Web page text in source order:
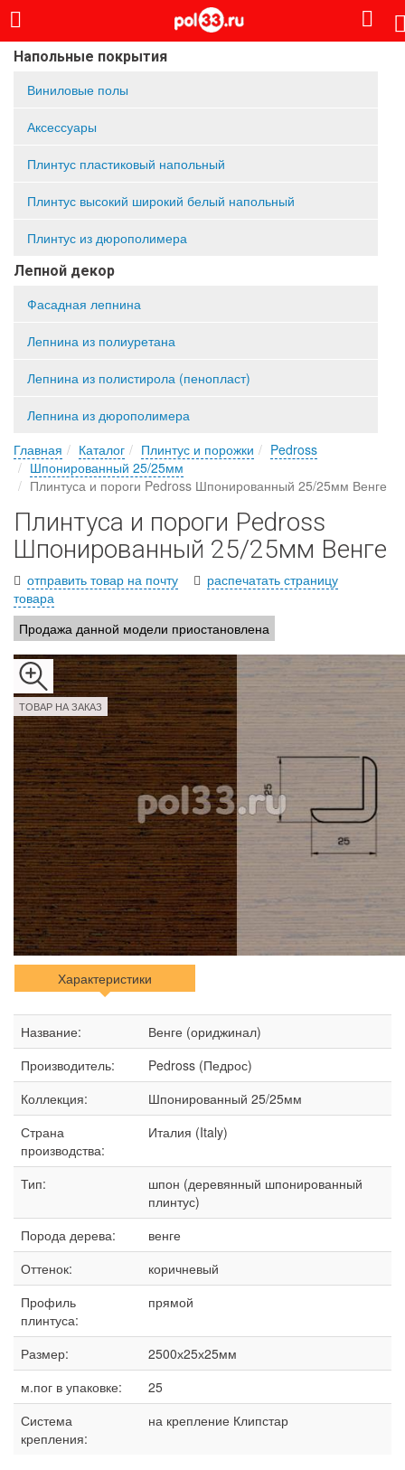
Напольные покрытия
Виниловые полы
Аксессуары
Плинтус пластиковый напольный
Плинтус высокий широкий белый напольный
Плинтус из дюрополимера
Лепной декор
Фасадная лепнина
Лепнина из полиуретана
Лепнина из полистирола (пенопласт)
Лепнина из дюрополимера
Главная
Каталог Плинтус и порожки
Pedross
Шпонированный 25/25мм
Плинтуса и пороги Pedross Шпонированный 25/25мм Венге
Плинтуса и пороги Pedross
Шпонированный 25/25мм Венге
отправить товар на почту
распечатать страницу
товара
Продажа данной модели приостановлена
ТОВАР НА ЗАКАЗ
Характеристики
Название:
Венге (ориджинал)
Производитель:
Pedross (Педрос)
Коллекция:
Шпонированный 25/25мм
Страна
производства:
Италия (Italy)
Тип:
шпон (деревянный шпонированный
плинтус)
Порода дерева:
венге
Оттенок:
коричневый
Профиль
плинтуса:
прямой
Размер:
2500х25х25мм
м.пог в упаковке:
25
Система
крепления:
на крепление Клипстар